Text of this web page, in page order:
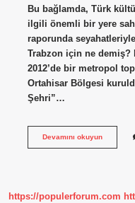
Bu bağlamda, Türk
ilgili önemli bir yere
raporunda
Trabzon için ne demiş?
2012’de bir metropol
Ortahisar Bölgesi
Şehri”…
Devamını okuyunEvliya
https://populerforum.com